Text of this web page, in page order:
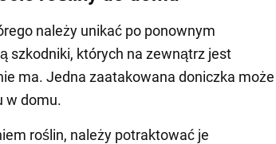
należy unikać po ponownym
szkodniki, których na zewnątrz jest
ma. Jedna zaatakowana doniczka może
w domu.
roślin, należy potraktować je